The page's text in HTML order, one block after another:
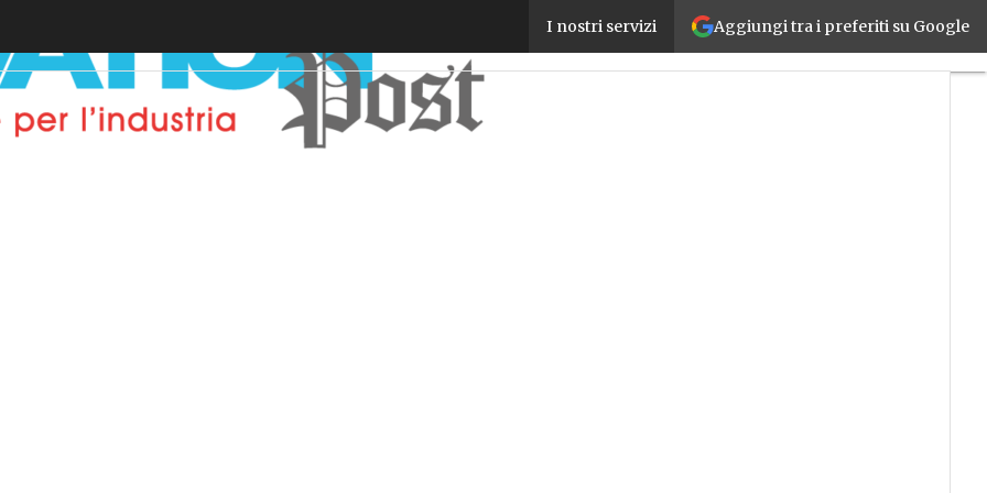
Aggiungi tra i preferiti su Google
I nostri servizi
STMicroelectronics investe 5 miliardi in nuovo